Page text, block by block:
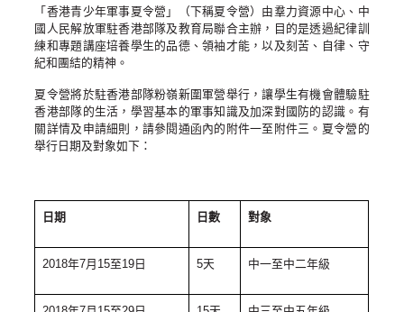
「香港青少年軍事夏令營」（下稱夏令營）由羣力資源中心、中
國人民解放軍駐香港部隊及教育局聯合主辦，目的是透過紀律訓
練和專題講座培養學生的品德、領袖才能，以及刻苦、自律、守
紀和團結的精神。
夏令營將於駐香港部隊粉嶺新圍軍營舉行，讓學生有機會體驗駐
香港部隊的生活，學習基本的軍事知識及加深對國防的認識。有
關詳情及申請細則，請參閱通函內的 附件一至附件三 。夏令營的
舉行日期及對象如下：
日期 日數 對象
2018年7月15至19日 5天 中一至中二年級